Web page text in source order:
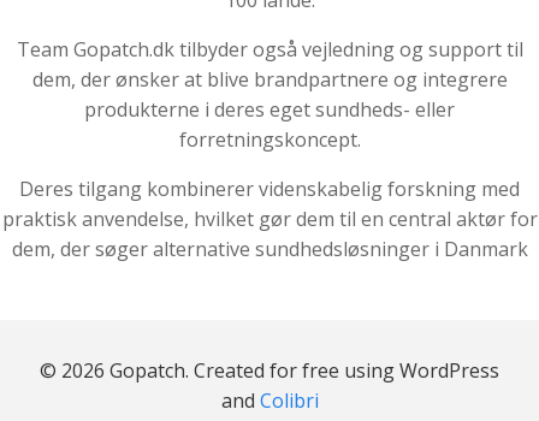
Team Gopatch.dk tilbyder også vejledning og support til
dem, der ønsker at blive brandpartnere og integrere
produkterne i deres eget sundheds- eller
forretningskoncept.
Deres tilgang kombinerer videnskabelig forskning med
praktisk anvendelse, hvilket gør dem til en central aktør for
dem, der søger alternative sundhedsløsninger i Danmark
© 2026 Gopatch. Created for free using WordPress
and Colibri